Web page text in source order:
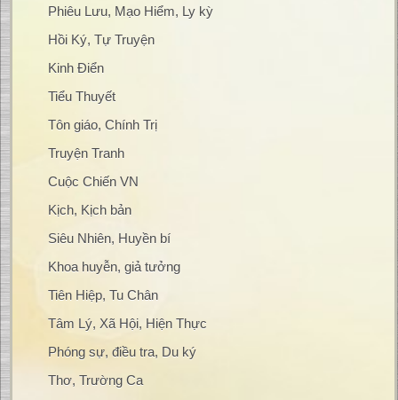
Phiêu Lưu, Mạo Hiểm, Ly kỳ
Hồi Ký, Tự Truyện
Kinh Điển
Tiểu Thuyết
Tôn giáo, Chính Trị
Truyện Tranh
Cuộc Chiến VN
Kịch, Kịch bản
Siêu Nhiên, Huyền bí
Khoa huyễn, giả tưởng
Tiên Hiệp, Tu Chân
Tâm Lý, Xã Hội, Hiện Thực
Phóng sự, điều tra, Du ký
Thơ, Trường Ca